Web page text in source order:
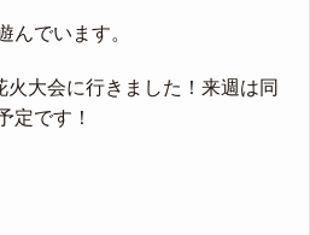
んでいます。
大会に行きました！来週は同
定です！